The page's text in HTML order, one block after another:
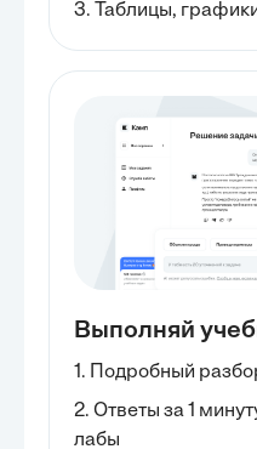
3. Таблицы,
Выполняй
1. Подробный
2. Ответы за 1
лабы